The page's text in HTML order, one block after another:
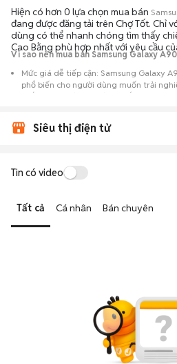
Hiện có hơn 0 lựa chọn mua bán
đang được đăng tải trên Chợ Tốt. Chỉ
dùng có thể nhanh chóng tìm thấy
Cao Bằng phù hợp nhất với yêu cầu
Vì sao nên mua bán Samsung Galaxy
Mức giá dễ tiếp cận: Samsung Galaxy
phổ biến cho người dùng muốn trải
thấp hơn so với khi mới ra mắt.
Bằng từ nhiều cá nhân muốn lên đời
chọn về tình trạng bảo hành, hình thức
đánh giá chính xác hiệu năng thực
Mua bán linh hoạt: Hai bên có thể
địa điểm giao nhận, chốt giao dịch
Siêu thị điện tử
Tin có video
Tất cả Cá nhân Bán chuyên